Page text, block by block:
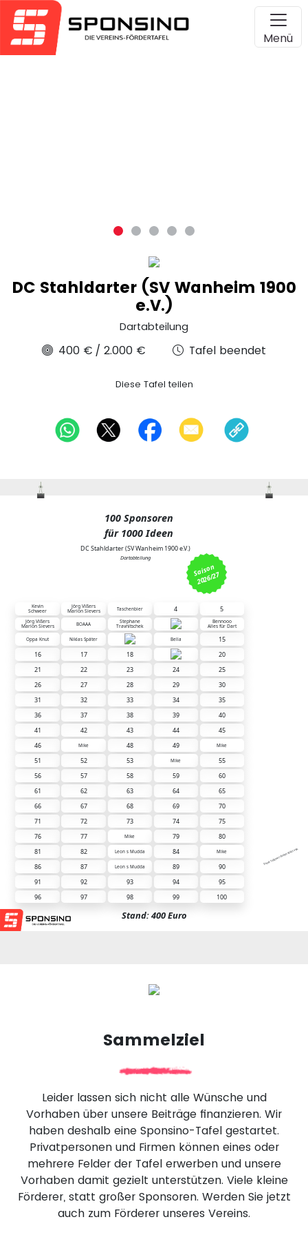
Menü
DC Stahldarter (SV Wanheim 1900
e.V.)
Dartabteilung
400 € / 2.000 € Tafel beendet
Diese Tafel teilen
S
ais
o
n
2026/27
100 Sponsoren
für 1000 Ideen
DC Stahldarter (SV Wanheim 1900 e.V.)
Dartabteilung
Kevin
Schweer
Jörg Vißers
Marion Sievers Taschenbier 4 5
Jörg Vißers
Marion Sievers BOAAA Stephane
Travnitschek
Bennooo
Alles für Dart
Oppa Knut Niklas Später Bella
15
16
17 18
20
21
22 23 24
25
26
27 28 29
30
31
32 33 34
35
36
37 38 39
40
41
42 43 44
45
46
Mike 48 49 Mike
51 52 53 Mike
55
56
57 58 59
60
61
62 63 64
65
66
67 68 69
70
71
72 73 74
75
76
77 Mike 79
80
81
82 Leon s Mudda 84 Mike
86 87 Leon s Mudda 89
90
91
92 93 94
95
96
97 98 99 100
Diese Tafel wird unterstützt von:
Stand: 400 Euro
Sammelziel
Leider lassen sich nicht alle Wünsche und
Vorhaben über unsere Beiträge finanzieren. Wir
haben deshalb eine Sponsino-Tafel gestartet.
Privatpersonen und Firmen können eines oder
mehrere Felder der Tafel erwerben und unsere
Vorhaben damit gezielt unterstützen. Viele kleine
Förderer, statt großer Sponsoren. Werden Sie jetzt
auch zum Förderer unseres Vereins.